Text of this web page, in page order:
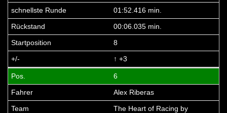
01:52.416 min.
00:06.035 min.
8
↑ +3
6
Alex Riberas
The Heart of Racing by